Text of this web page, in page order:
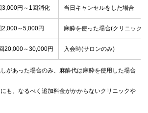
3,000円～1回消化 当日キャンセルをした場合
2,000～5,000円 麻酔を使った場合(クリニック
20,000～30,000円 入会時(サロンのみ)
があった場合のみ、麻酔代は麻酔を使用した場合
も、なるべく追加料金がかからないクリニックや